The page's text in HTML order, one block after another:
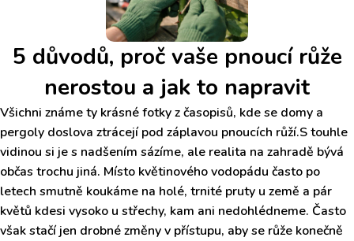
5 důvodů, proč vaše pnoucí růže
nerostou a jak to napravit
Všichni známe ty krásné fotky z časopisů, kde se domy a
pergoly doslova ztrácejí pod záplavou pnoucích růží.S touhle
vidinou si je s nadšením sázíme, ale realita na zahradě bývá
občas trochu jiná. Místo květinového vodopádu často po
letech smutně koukáme na holé, trnité pruty u země a pár
květů kdesi vysoko u střechy, kam ani nedohlédneme. Často
však stačí jen drobné změny v přístupu, aby se růže konečně